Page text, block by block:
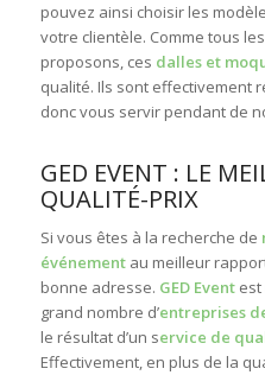
pouvez ainsi choisir les
votre clientèle. Comme tous
proposons, ces dalles et
qualité. Ils sont effectivement
donc vous servir pendant de
GED EVENT : LE
QUALITÉ-PRIX
Si vous êtes à la recherche de
événementau meilleur
bonne adresse. GED Eventest
grand nombre d’entreprises
le résultat d’un service de
Effectivement, en plus de la